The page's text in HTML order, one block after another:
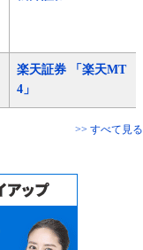
楽天証券 「楽天MT
4」
>> すべて見る